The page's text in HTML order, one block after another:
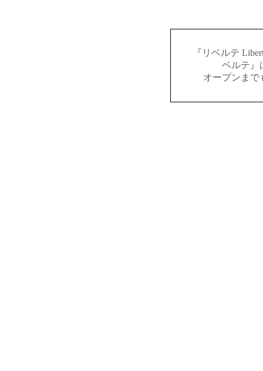
『リベルテ
ベルテ』
オープンまで